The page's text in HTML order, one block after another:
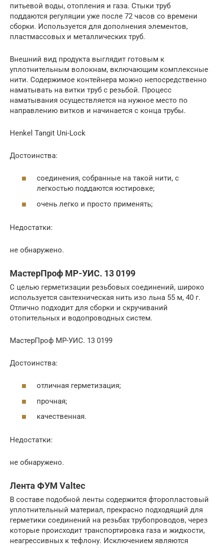
питьевой воды, отопления и газа. Стыки труб
поддаются регуляции уже после 72 часов со времени
сборки. Используется для дополнения элементов,
пластмассовых и металлических труб.
Внешний вид продукта выглядит готовым к
уплотнительным волокнам, включающим комплексные
нити. Содержимое контейнера можно непосредственно
наматывать на витки труб с резьбой. Процесс
наматывания осуществляется на нужное место по
направлению витков и начинается с конца трубы.
Henkel Tangit Uni-Lock
Достоинства:
соединения, собранные на такой нити, с
легкостью поддаются юстировке;
очень легко и просто применять;
Недостатки:
не обнаружено.
МастерПроф МР-УИС. 13 0199
С целью герметизации резьбовых соединений, широко
используется сантехническая нить изо льна 55 м, 40 г.
Отлично подходит для сборки и скручиваний
отопительных и водопроводных систем.
МастерПроф МР-УИС. 13 0199
Достоинства:
отличная герметизация;
прочная;
качественная.
Недостатки:
не обнаружено.
Лента ФУМ Valtec
В составе подобной ленты содержится фторопластовый
уплотнительный материал, прекрасно подходящий для
герметики соединений на резьбах трубопроводов, через
которые происходит транспортировка газа и жидкости,
неагрессивных к тефлону. Исключением являются